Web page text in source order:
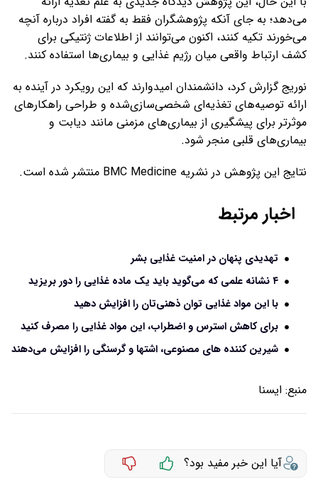
می‌دهد؛ به جای آنکه پژوهشگران فقط به گفته افراد درباره آنچه
می‌خورند تکیه کنند، اکنون می‌توانند از اطلاعات ژنتیکی برای
کشف ارتباط واقعی میان رژیم غذایی و بیماری‌ها استفاده کنند.
نوریج گزارش کرد، دانشمندان امیدوارند که این رویکرد در آینده به
ارائه توصیه‌های تغذیه‌ای شخصی‌سازی‌شده و طراحی راهکارهای
موثرتر برای پیشگیری از بیماری‌های مزمنی مانند دیابت و
بیماری‌های قلبی منجر شود.
نتایج این پژوهش در نشریه BMC Medicine منتشر شده است.
اخبار مرتبط
تهدیدی پنهان در امنیت غذایی بشر
۴ نشانه علمی که می‌گوید باید یک ماده غذایی را دور بریزید
با این مواد غذایی توان ذهنی‌تان را افزایش دهید
برای کاهش استرس و اضطراب، این مواد غذایی را مصرف کنید
شیرین کننده های مصنوعی، اشتها و گرسنگی را افزایش می‌دهند
منبع: ايسنا
آیا این خبر مفید بود؟